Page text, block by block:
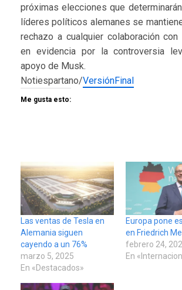
próximas elecciones que
líderes políticos alemanes se
rechazo a cualquier colaboración
en evidencia por la controversia
apoyo de Musk.
Notiespartano/VersiónFinal
Me gusta esto:
Las ventas de Tesla en
Alemania siguen
cayendo a un 76%
marzo 5, 2025
En «Destacados»
Europa pone
en Friedrich
febrero 24,
En